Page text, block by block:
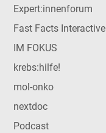
Expert:innenforum
Fast Facts Interactive
IM FOKUS
krebs:hilfe!
mol-onko
nextdoc
Podcast